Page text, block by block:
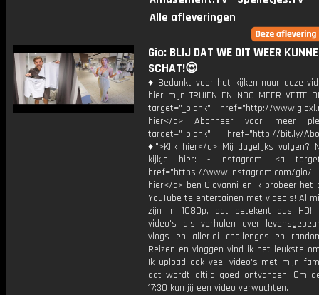
Alle afleveringen
Gio: BLIJ DAT WE DIT WEER
SCHAT!😍
♦ Bedankt voor het kijken naar deze
hier mijn TRUIEN EN NOG MEER VETTE
target="_blank" href="http://
hier</a> Abonneer voor meer
target="_blank" href="http://bit.ly/
♦">Klik hier</a> Mij dagelijks volgen?
kijkje hier: - Instagram: <a
href="https://www.instagram.com/
hier</a> ben Giovanni en ik probeer het
YouTube te entertainen met video's! Al
zijn in 1080p, dat betekent dus HD!
video's als verhalen over
vlogs en allerlei challenges en
Reizen en vloggen vind ik het leukste
Ik upload ook veel video's met mijn
dat wordt altijd goed ontvangen. Om
17:30 kan jij een video verwachten.